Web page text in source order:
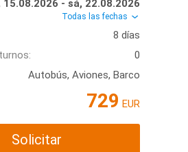
15.08.2026 - sá, 22.08.2026
Todas las fechas
8 días
0
Autobús, Aviones, Barco
729 EUR
Solicitar